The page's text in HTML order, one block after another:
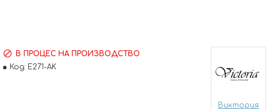
В ПРОЦЕС НА ПРОИЗВОДСТВО
Код: E271-AK
Виктория